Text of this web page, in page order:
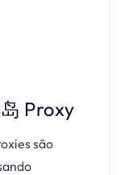
Proxy
são